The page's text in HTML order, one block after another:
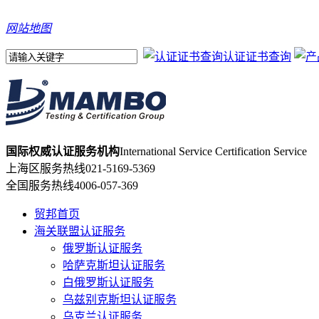
网站地图
认证证书查询
国际权威认证服务机构International Service Certification Service
上海区服务热线021-5169-5369
全国服务热线4006-057-369
贸邦首页
海关联盟认证服务
俄罗斯认证服务
哈萨克斯坦认证服务
白俄罗斯认证服务
乌兹别克斯坦认证服务
乌克兰认证服务